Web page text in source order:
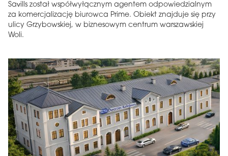
Savills został współwyłącznym agentem odpowiedzialnym
za komercjalizację biurowca Prime. Obiekt znajduje się przy
ulicy Grzybowskiej, w biznesowym centrum warszawskiej
Woli.